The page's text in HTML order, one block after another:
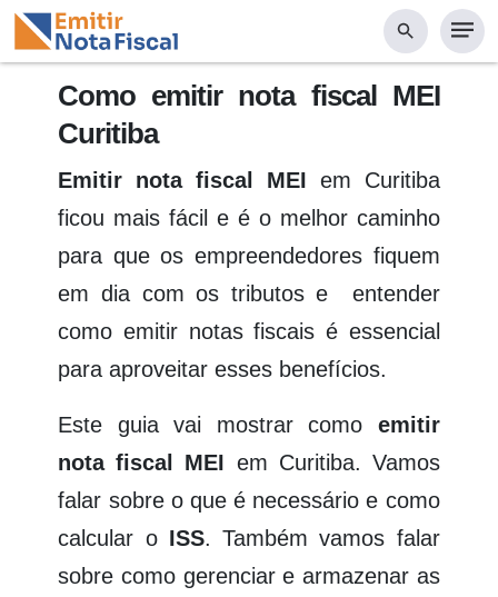
NEGÓCIOS
Como emitir nota fiscal MEI
Curitiba
Emitir nota fiscal MEI em Curitiba
ficou mais fácil e é o melhor caminho
para que os empreendedores fiquem
em dia com os tributos e entender
como emitir notas fiscais é essencial
para aproveitar esses benefícios.
Este guia vai mostrar como emitir
nota fiscal
MEI em Curitiba. Vamos
falar sobre o que é necessário e como
calcular o ISS. Também vamos falar
sobre como gerenciar e armazenar as